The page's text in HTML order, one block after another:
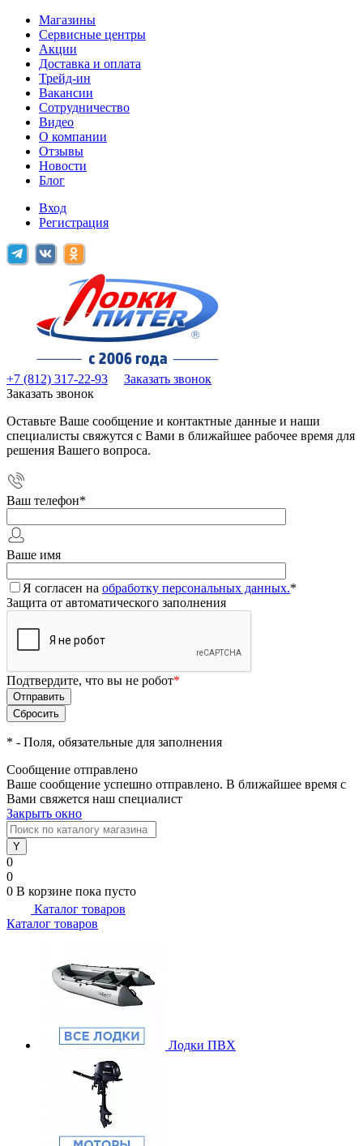
Магазины
Сервисные центры
Акции
Доставка и оплата
Трейд-ин
Вакансии
Сотрудничество
Видео
О компании
Отзывы
Новости
Блог
Вход
Регистрация
+7 (812) 317-22-93
Заказать звонок
Заказать звонок
Оставьте Ваше сообщение и контактные данные и наши
специалисты свяжутся с Вами в ближайшее рабочее время для
решения Вашего вопроса.
Ваш телефон*
Ваше имя
Я согласен на обработку персональных данных.*
Защита от автоматического заполнения
Подтвердите, что вы не робот*
* - Поля, обязательные для заполнения
Сообщение отправлено
Ваше сообщение успешно отправлено. В ближайшее время с
Вами свяжется наш специалист
Закрыть окно
0
0
0 В корзине пока пусто
Каталог товаров
Каталог товаров
Лодки ПВХ